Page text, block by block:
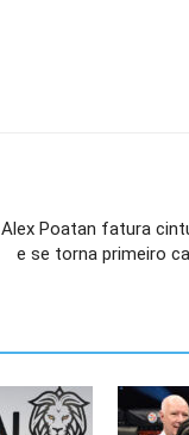
Alex Poatan fatura
e se torna primeiro